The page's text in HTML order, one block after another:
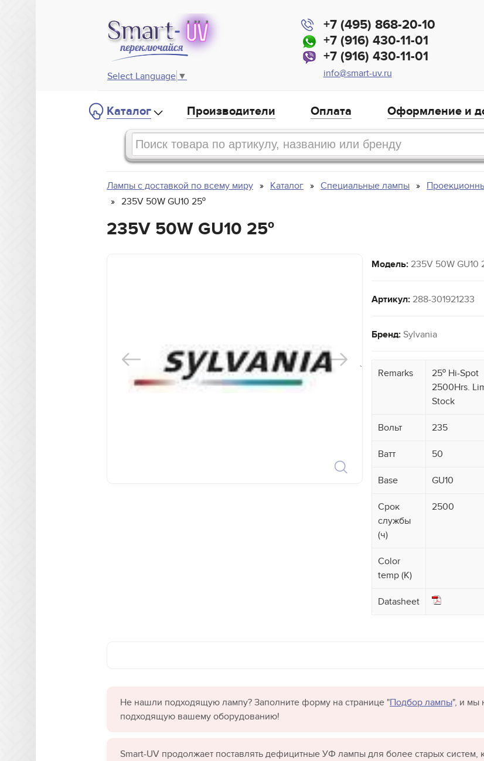
Select Language ▼
+7 (495) 868-20-10
+7 (916) 430-11-01
+7 (916) 430-11-01
info@smart-uv.ru
Каталог Производители Оплата Оформление и
Лампы с доставкой по всему миру Каталог Специальные лампы
235V 50W GU10 25º
235V 50W GU10 25º
`
Модель: 235V 50W GU10
Артикул: 288-301921233
Бренд: Sylvania
Remarks
25º Hi-Spot
2500Hrs.
Stock
Вольт 235
Ватт 50
Base GU10
Срок
службы
(ч)
2500
Color
temp (K)
Datasheet
Не нашли подходящую лампу? Заполните форму на странице "Подбор лампы", и мы
подходящую вашему оборудованию!
Smart-UV продолжает поставлять дефицитные УФ лампы для более старых систем,